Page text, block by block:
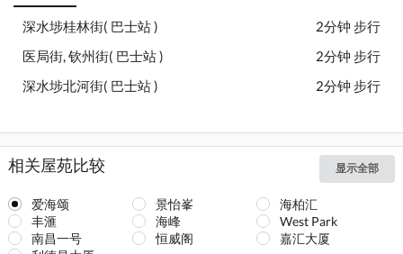
深水埗桂林街( 巴士站 )
2分钟 步行
医局街, 钦州街( 巴士站 )
2分钟 步行
深水埗北河街( 巴士站 )
2分钟 步行
相关屋苑比较 显示全部
爱海颂 景怡峯
海柏汇
丰滙
海峰
West Park
南昌一号
恒威阁
嘉汇大厦